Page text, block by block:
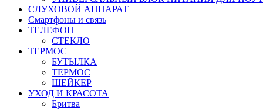
СЛУХОВОЙ АППАРАТ
Смартфоны и связь
ТЕЛЕФОН
СТЕКЛО
ТЕРМОС
БУТЫЛКА
ТЕРМОС
ШЕЙКЕР
УХОД И КРАСОТА
Бритва